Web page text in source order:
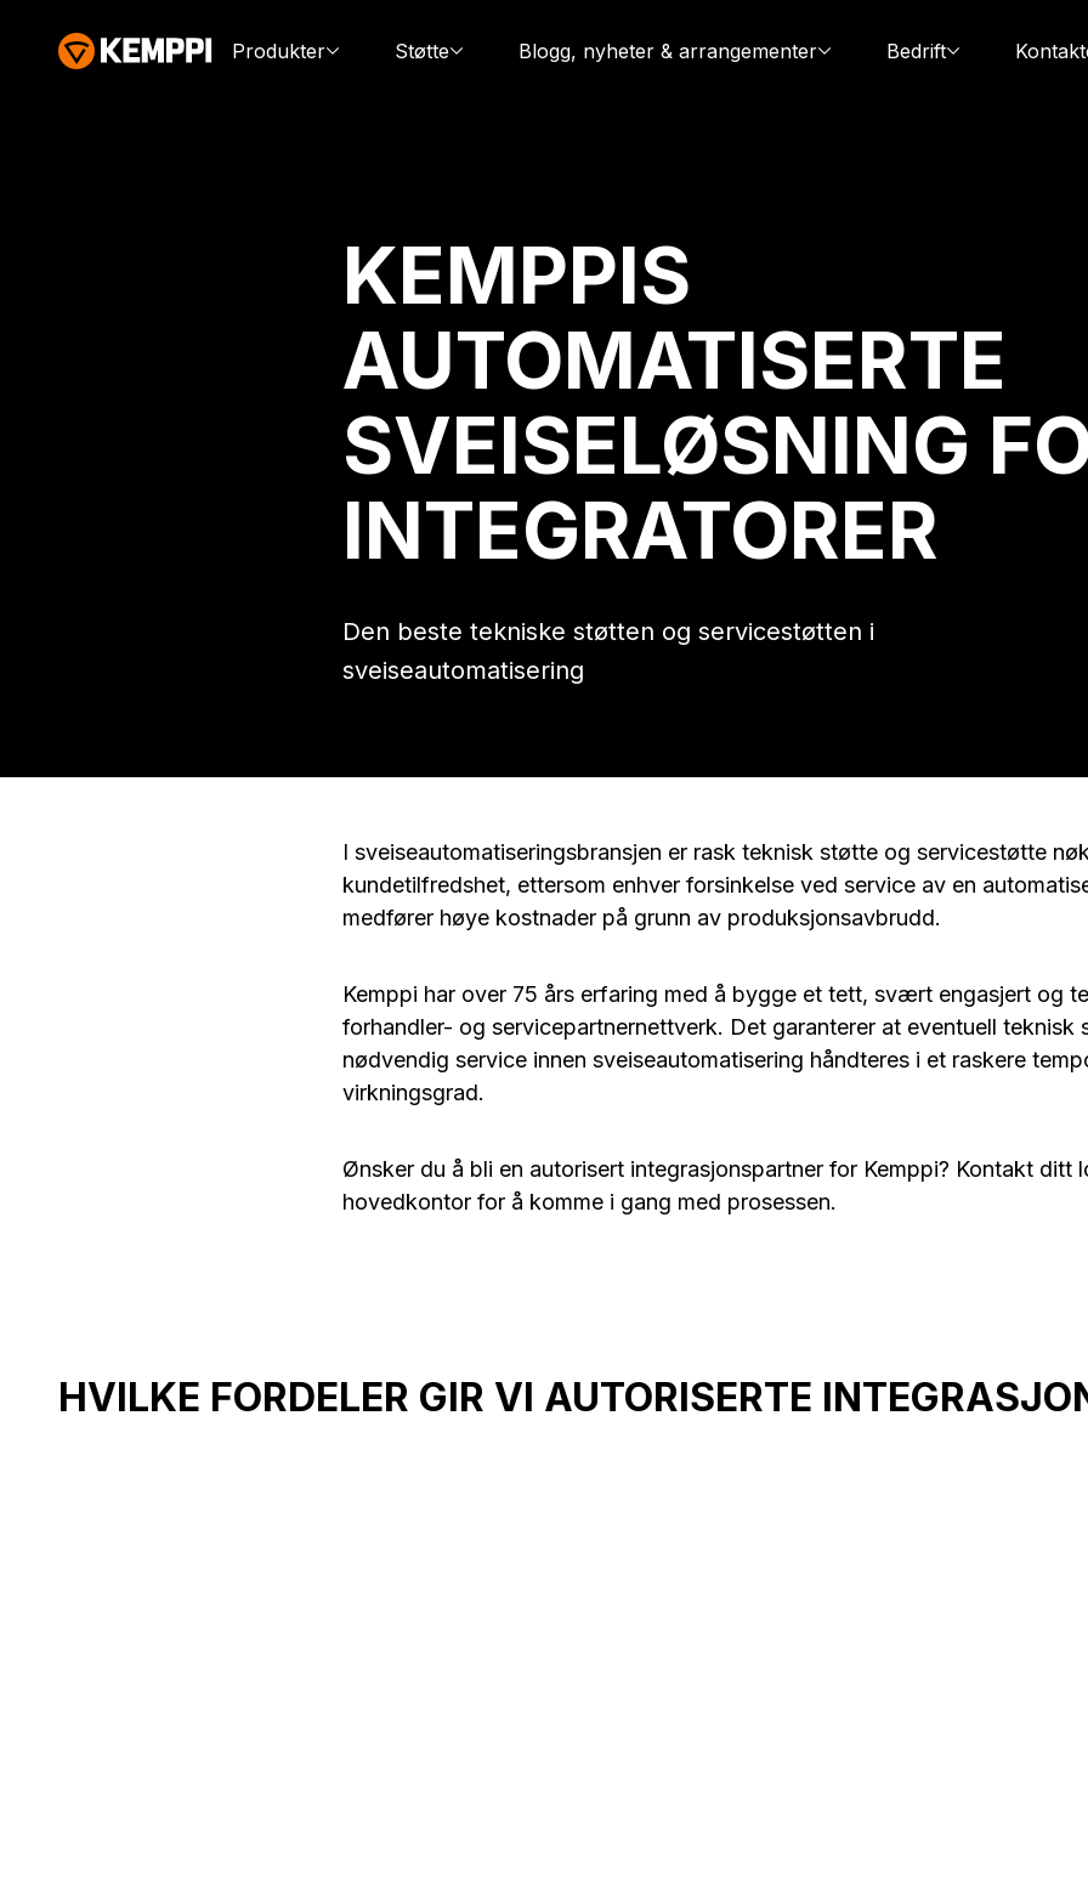
Produkter Støtte Blogg, nyheter & arrangementer Bedrift
KEMPPIS
AUTOMATISERTE
SVEISELØSNING
INTEGRATORER
Den beste tekniske støtten og servicestøtten i
sveiseautomatisering
I sveiseautomatiseringsbransjen er rask teknisk støtte og servicestøtte
kundetilfredshet, ettersom enhver forsinkelse ved service av en
medfører høye kostnader på grunn av produksjonsavbrudd.
Kemppi har over 75 års erfaring med å bygge et tett, svært engasjert og
forhandler- og servicepartnernettverk. Det garanterer at eventuell teknisk
nødvendig service innen sveiseautomatisering håndteres i et raskere
virkningsgrad.
Ønsker du å bli en autorisert integrasjonspartner for Kemppi? Kontakt ditt
hovedkontor for å komme i gang med prosessen.
HVILKE FORDELER GIR VI AUTORISERTE